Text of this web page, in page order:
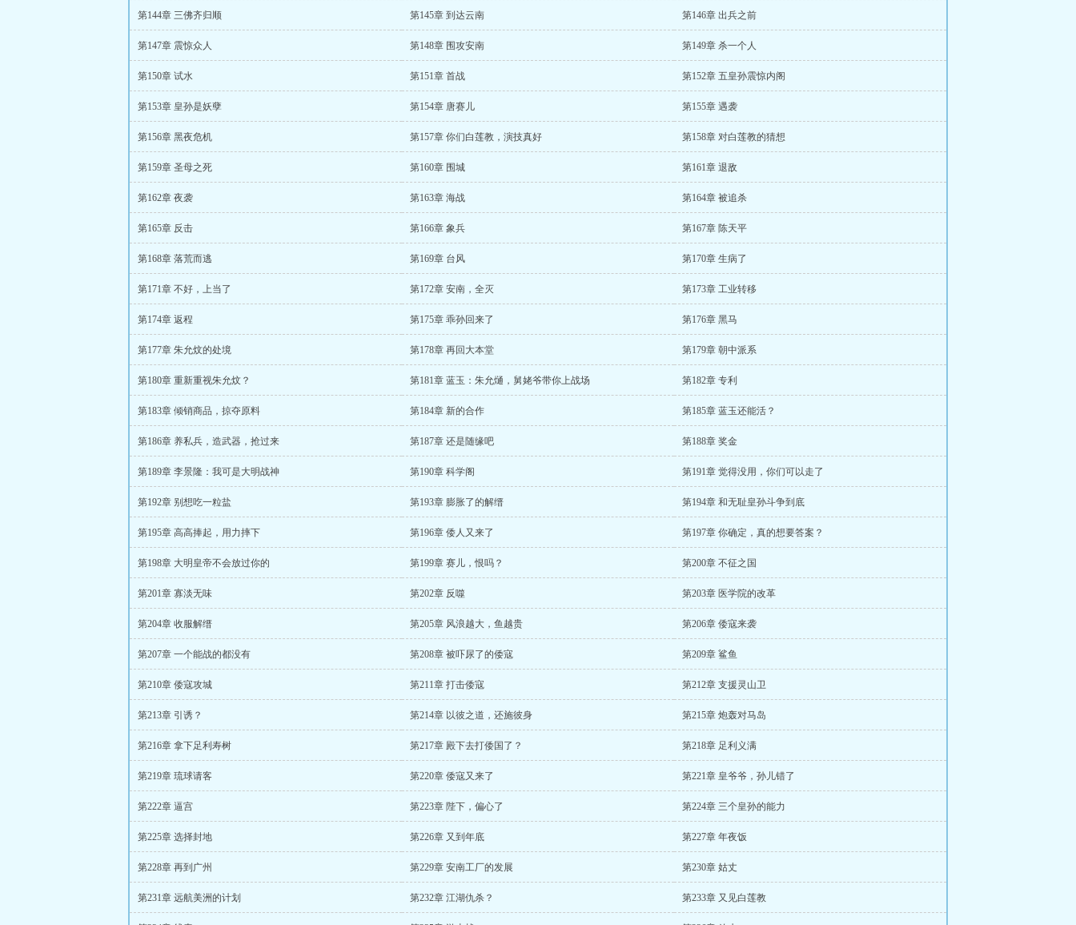
第144章 三佛齐归顺 第145章 到达云南 第146章 出兵之前
第147章 震惊众人 第148章 围攻安南 第149章 杀一个人
第150章 试水 第151章 首战 第152章 五皇孙震惊内阁
第153章 皇孙是妖孽 第154章 唐赛儿 第155章 遇袭
第156章 黑夜危机 第157章 你们白莲教，演技真好 第158章 对白莲教的猜想
第159章 圣母之死 第160章 围城 第161章 退敌
第162章 夜袭 第163章 海战 第164章 被追杀
第165章 反击 第166章 象兵 第167章 陈天平
第168章 落荒而逃 第169章 台风 第170章 生病了
第171章 不好，上当了 第172章 安南，全灭 第173章 工业转移
第174章 返程 第175章 乖孙回来了 第176章 黑马
第177章 朱允炆的处境 第178章 再回大本堂 第179章 朝中派系
第180章 重新重视朱允炆？ 第181章 蓝玉：朱允熥，舅姥爷带你上战场 第182章 专利
第183章 倾销商品，掠夺原料 第184章 新的合作 第185章 蓝玉还能活？
第186章 养私兵，造武器，抢过来 第187章 还是随缘吧 第188章 奖金
第189章 李景隆：我可是大明战神 第190章 科学阁 第191章 觉得没用，你们可以走了
第192章 别想吃一粒盐 第193章 膨胀了的解缙 第194章 和无耻皇孙斗争到底
第195章 高高捧起，用力摔下 第196章 倭人又来了 第197章 你确定，真的想要答案？
第198章 大明皇帝不会放过你的 第199章 赛儿，恨吗？ 第200章 不征之国
第201章 寡淡无味 第202章 反噬 第203章 医学院的改革
第204章 收服解缙 第205章 风浪越大，鱼越贵 第206章 倭寇来袭
第207章 一个能战的都没有 第208章 被吓尿了的倭寇 第209章 鲨鱼
第210章 倭寇攻城 第211章 打击倭寇 第212章 支援灵山卫
第213章 引诱？ 第214章 以彼之道，还施彼身 第215章 炮轰对马岛
第216章 拿下足利寿树 第217章 殿下去打倭国了？ 第218章 足利义满
第219章 琉球请客 第220章 倭寇又来了 第221章 皇爷爷，孙儿错了
第222章 逼宫 第223章 陛下，偏心了 第224章 三个皇孙的能力
第225章 选择封地 第226章 又到年底 第227章 年夜饭
第228章 再到广州 第229章 安南工厂的发展 第230章 姑丈
第231章 远航美洲的计划 第232章 江湖仇杀？ 第233章 又见白莲教